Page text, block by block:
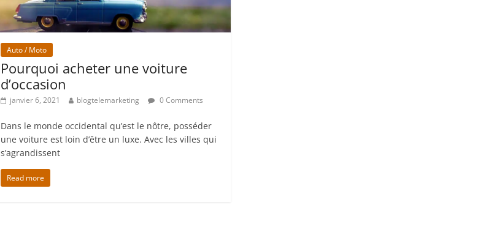
Auto / Moto
Pourquoi acheter une voiture
d’occasion
janvier 6, 2021 blogtelemarketing 0 Comments
Dans le monde occidental qu’est le nôtre, posséder
une voiture est loin d’être un luxe. Avec les villes qui
s’agrandissent
Read more